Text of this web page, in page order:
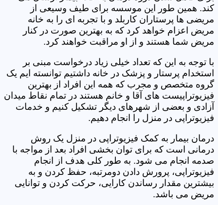
کند. همین طور این موسسه برای طیف وسیعی از
مریضی ها پرستاران کاربلد و با تجربه ای را به خانه
مریض اعزام خواهد کرد که به بهترین صورت در کنار
مریض شما هستند و از او مراقبت خواهند کرد.
با توجه به این که تعداد خیلی زیاد درخواست مبنی بر
استخدام پرستار و پزشک در خانه داشتیم توانسته ایم یک
گروه متخصص و مجرب که همه این افراد از بهترین
فیزیوتراپیست های آقا و خانم هستند در تمام نقاط میدان
آزادی و بعضی از شهرهای دیگر تشکیل کنیم و خدمات
فیزیوتراپی در منزل را انجام دهیم.
درمان بیمار به کمک فیزیوتراپی در منزل یک روش
درمانی است که برای توان بخشی افراد بعد از مواجه با
صدمه انجام می شود. به طور کلی هدف از انجام
فیزیوتراپی، پرورش دادن دومرتبه، حفظ کردن و به
بیشترین مقدار رساندن کارایی، حرکت کردن و توانایی
مریض می باشد.